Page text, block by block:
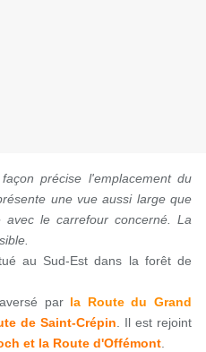
précise l'emplacement du
une vue aussi large que
le carrefour concerné. La
au Sud-Est dans la forêt de
par la Route du Grand
de Saint-Crépin . Il est rejoint
et la Route d'Offémont